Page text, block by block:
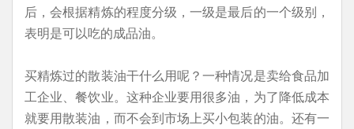
后，会根据精炼的程度分级，一级是最后的一个级别，
表明是可以吃的成品油。
买精炼过的散装油干什么用呢？一种情况是卖给食品加
工企业、餐饮业。这种企业要用很多油，为了降低成本
就要用散装油，而不会到市场上买小包装的油。还有一